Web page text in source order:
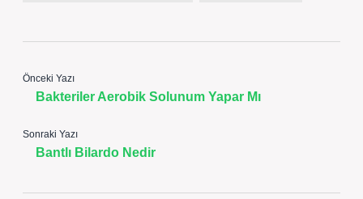
Önceki Yazı
Bakteriler Aerobik Solunum Yapar Mı
Sonraki Yazı
Bantlı Bilardo Nedir